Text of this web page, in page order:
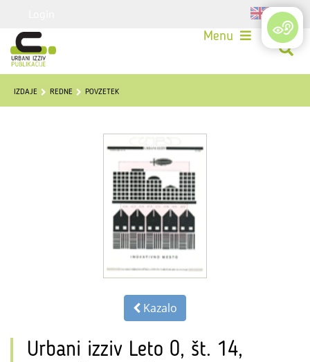
Menu
IZDAJE REDNE POVZETEK
Kazalo
Urbani izziv Leto 0, št. 14,